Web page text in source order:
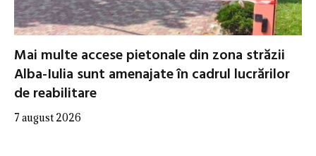
Mai multe accese pietonale din zona străzii
Alba-Iulia sunt amenajate în cadrul lucrărilor
de reabilitare
7 august 2026